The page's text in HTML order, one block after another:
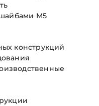
шайбами М5
конструкций